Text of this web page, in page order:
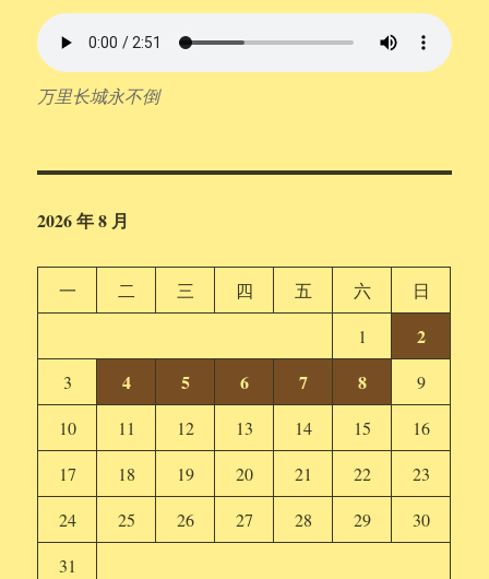
万里长城永不倒
2026 年 8 月
一 二 三 四 五 六
日
1
2
3 4 5 6 7 8
9
10
11 12 13 14 15
16
17
18 19 20 21 22
23
24
25 26 27 28 29
30
31